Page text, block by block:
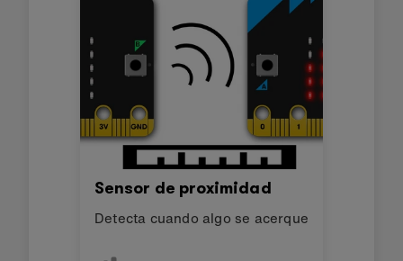
Sensor de proximidad
Detecta cuando algo se acerque